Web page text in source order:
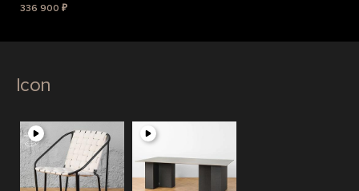
336 900 ₽
Icon